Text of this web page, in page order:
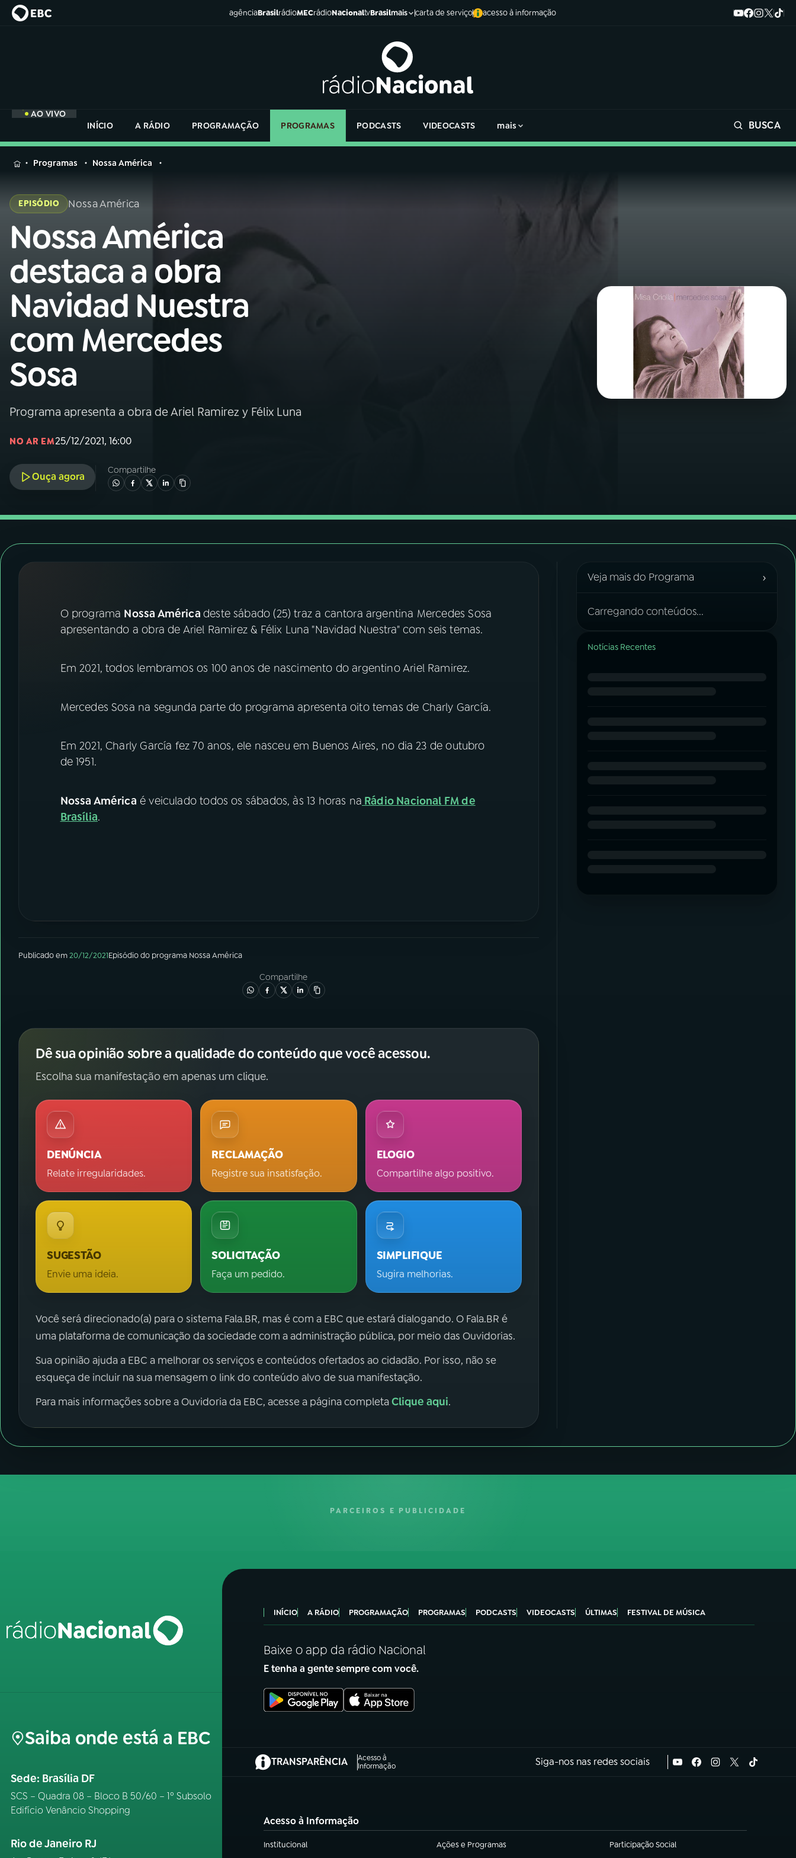
agênciaBrasilrádioMECrádioNacionaltvBrasilmais carta de serviço acesso à informação
AO VIVO
INÍCIO
A RÁDIO PROGRAMAÇÃO PROGRAMAS PODCASTS VIDEOCASTS mais BUSCA
MENU
Buscar
na
Rádio
Nacional
01INÍCIO
02 A RÁDIO
03PROGRAMAÇÃO
04PROGRAMAS
ACOMPANHE A RÁDIO NACIONAL
YouTube Facebook
Instagram X
na
Rádio
Programas Nossa América
EPISÓDIO Nossa América
Nossa América
destaca a obra
Navidad Nuestra
com Mercedes
Sosa
Programa apresenta a obra de Ariel Ramirez y Félix Luna
NO AR EM25/12/2021, 16:00
Ouça agora
Compartilhe
O programa Nossa Américadeste sábado (25) traz a cantora argentina Mercedes Sosa
apresentando a obra de Ariel Ramirez & Félix Luna "Navidad Nuestra" com seis temas.
Em 2021, todos lembramos os 100 anos de nascimento do argentino Ariel Ramirez.
Mercedes Sosa na segunda parte do programa apresenta oito temas de Charly García.
Em 2021, Charly García fez 70 anos, ele nasceu em Buenos Aires, no dia 23 de outubro
de 1951.
Nossa América é veiculado todos os sábados, às 13 horas na Rádio Nacional FM de
Brasília.
Publicado em20/12/2021Episódiodo programa Nossa América
Compartilhe
Dê sua opinião sobre a qualidade do conteúdo que você acessou.
Escolha sua manifestação em apenas um clique.
DENÚNCIA
Relate irregularidades.
RECLAMAÇÃO
Registre sua insatisfação.
ELOGIO
Compartilhe algo positivo.
SUGESTÃO
Envie uma ideia.
SOLICITAÇÃO
Faça um pedido.
SIMPLIFIQUE
Sugira melhorias.
Você será direcionado(a) para o sistema Fala.BR, mas é com a EBC que estará dialogando. O Fala.BR é
uma plataforma de comunicação da sociedade com a administração pública, por meio das Ouvidorias.
Sua opinião ajuda a EBC a melhorar os serviços e conteúdos ofertados ao cidadão. Por isso, não se
esqueça de incluir na sua mensagem o link do conteúdo alvo de sua manifestação.
Para mais informações sobre a Ouvidoria da EBC, acesse a página completaClique aqui.
Veja mais do Programa ›
Carregando conteúdos...
Notícias Recentes
PARCEIROS E PUBLICIDADE
Saiba onde está a EBC
Sede: Brasília DF
SCS – Quadra 08 – Bloco B 50/60 – 1º Subsolo
Edifício Venâncio Shopping
Rio de Janeiro RJ
INÍCIO A RÁDIO PROGRAMAÇÃO PROGRAMAS PODCASTS VIDEOCASTS ÚLTIMAS FESTIVAL DE MÚSICA
Baixe o app da rádio Nacional
E tenha a gente sempre com você.
TRANSPARÊNCIA
Acesso à
Informação
(abre em nova aba) Siga-nos nas redes sociais
Acesso à Informação
Institucional
(abre em nova aba) Ações e Programas
(abre em nova aba) Participação Social
(abre em nova aba)